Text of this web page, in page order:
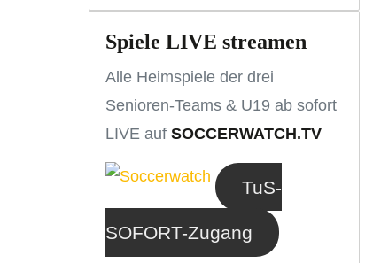
Spiele LIVE streamen
Alle Heimspiele der drei
Senioren-Teams & U19 ab sofort
LIVE aufSOCCERWATCH.TV
TuS-
SOFORT-Zugang